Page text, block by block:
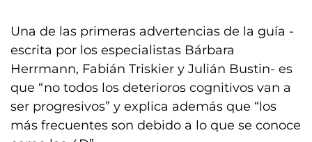
Una de las primeras advertencias de la guía -
escrita por los especialistas Bárbara
Herrmann, Fabián Triskier y Julián Bustin- es
que “no todos los deterioros cognitivos van a
ser progresivos” y explica además que “los
más frecuentes son debido a lo que se conoce